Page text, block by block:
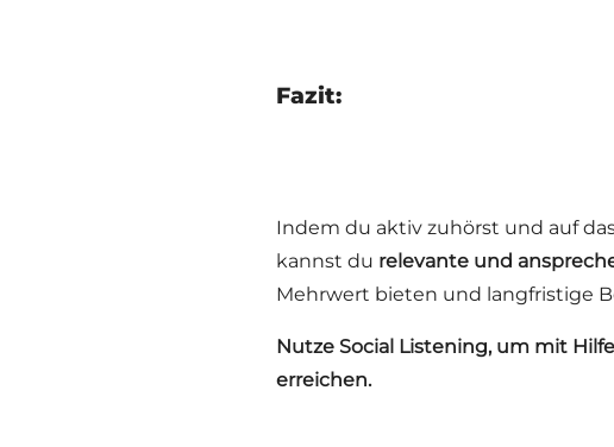
Fazit:
Indem du aktiv zuhörst und auf
kannst du relevante und
Mehrwert bieten und langfristige
Nutze Social Listening, um mit
erreichen.